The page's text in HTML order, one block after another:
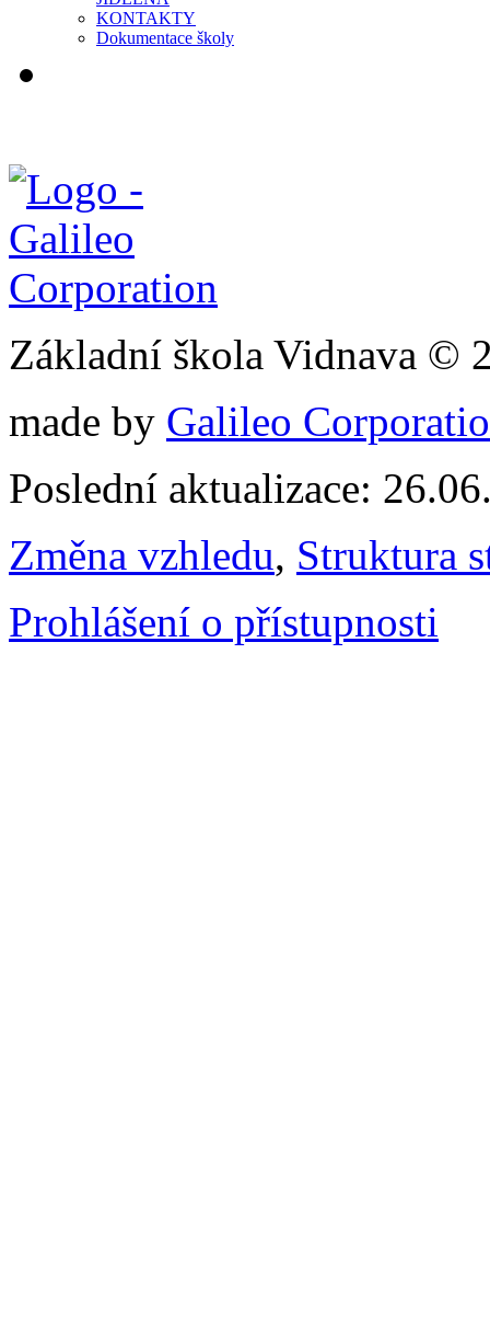
KONTAKTY
Dokumentace školy
Základní škola Vidnava ©
made by Galileo
Poslední aktualizace:
Změna vzhledu, Struktura
Prohlášení o přístupnosti